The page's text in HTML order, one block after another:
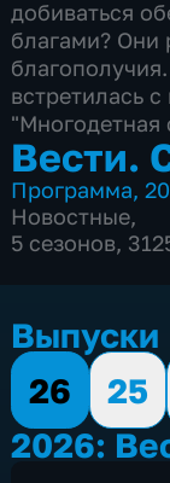
добиваться
благами? Они
встретилась
"Многодетная
Вести.
Программа,
Новостные,
5 сезонов,
Выпуски
26
25
2026: